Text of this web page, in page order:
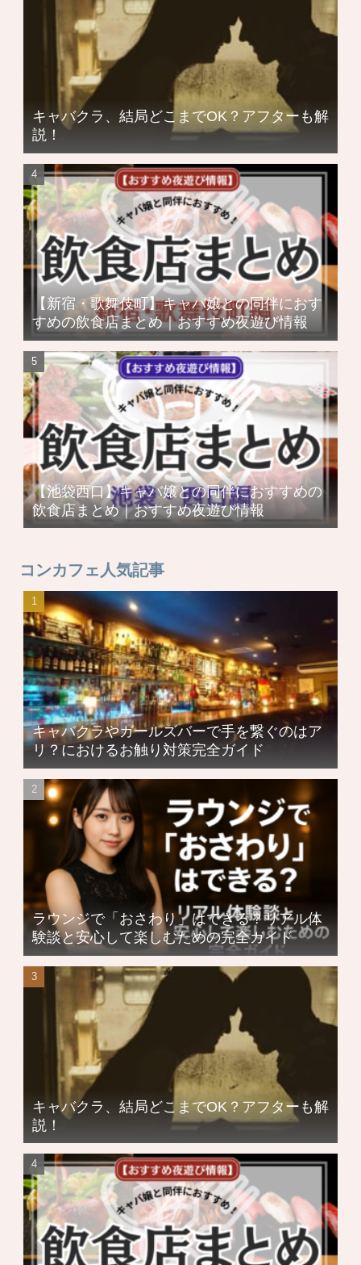
キャバクラ、結局どこまでOK？アフターも解
説！
【新宿・歌舞伎町】キャバ嬢との同伴におす
すめの飲食店まとめ｜おすすめ夜遊び情報
【池袋西口】キャバ嬢との同伴におすすめの
飲食店まとめ｜おすすめ夜遊び情報
コンカフェ人気記事
キャバクラやガールズバーで手を繋ぐのはア
リ？におけるお触り対策完全ガイド
ラウンジで「おさわり」はできる？リアル体
験談と安心して楽しむための完全ガイド
キャバクラ、結局どこまでOK？アフターも解
説！